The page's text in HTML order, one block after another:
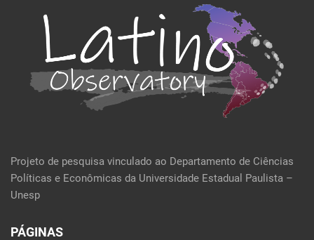
Projeto de pesquisa vinculado ao Departamento de Ciências
Políticas e Econômicas da Universidade Estadual Paulista –
Unesp
PÁGINAS